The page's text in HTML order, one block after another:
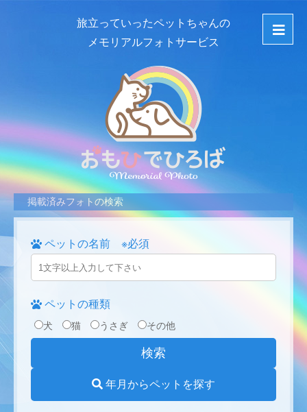
旅立っていったペットちゃんの
メモリアルフォトサービス
掲載済みフォトの検索
ペットの名前 ※必須
ペットの種類
犬 猫 うさぎ その他
年月からペットを探す